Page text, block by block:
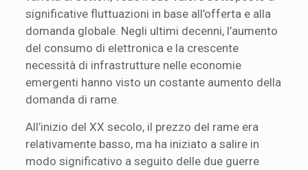
significative fluttuazioni in base all’offerta e alla
domanda globale. Negli ultimi decenni, l’aumento
del consumo di elettronica e la crescente
necessità di infrastrutture nelle economie
emergenti hanno visto un costante aumento della
domanda di rame.
All’inizio del XX secolo, il prezzo del rame era
relativamente basso, ma ha iniziato a salire in
modo significativo a seguito delle due guerre